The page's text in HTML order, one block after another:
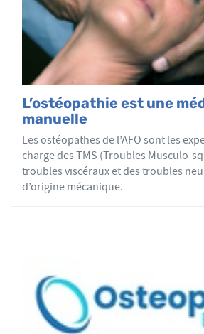
par mobilisations ou manipulations
articulaires, viscérales ou crâniennes.
Le réseau AFO garantit une assurance
formation et de la pratique de
Les adhérents de l’AFO sont agréés
Santé et sont enregistrés dans
avoir le droit d'user du titre
actes ostéopathiques.
L’ostéopathie est une
manuelle
Les ostéopathes de l’AFO sont les
charge des TMS (Troubles Musculo-
troubles viscéraux et des troubles
d’origine mécanique.